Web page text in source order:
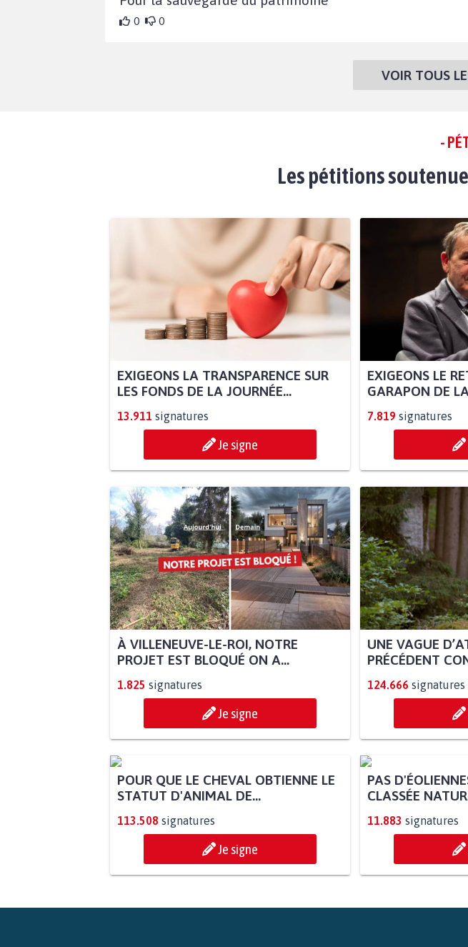
0 0
VOIR TOUS
-
Les pétitions
EXIGEONS LA TRANSPARENCE SUR
LES FONDS DE LA JOURNÉE...
13.911 signatures
Je signe
EXIGEONS LE
GARAPON DE
7.819 signatures
À VILLENEUVE-LE-ROI, NOTRE
PROJET EST BLOQUÉ ON A...
1.825 signatures
Je signe
UNE VAGUE
PRÉCÉDENT
124.666 signatures
POUR QUE LE CHEVAL OBTIENNE LE
STATUT D'ANIMAL DE...
113.508 signatures
Je signe
PAS
CLASSÉE
11.883 signatures